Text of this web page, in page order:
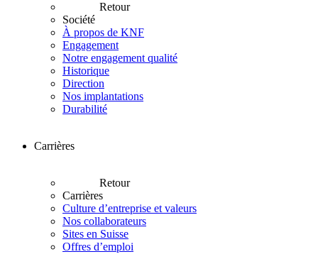
Retour
Société
À propos de KNF
Engagement
Notre engagement qualité
Historique
Direction
Nos implantations
Durabilité
Carrières
Retour
Carrières
Culture d’entreprise et valeurs
Nos collaborateurs
Sites en Suisse
Offres d’emploi